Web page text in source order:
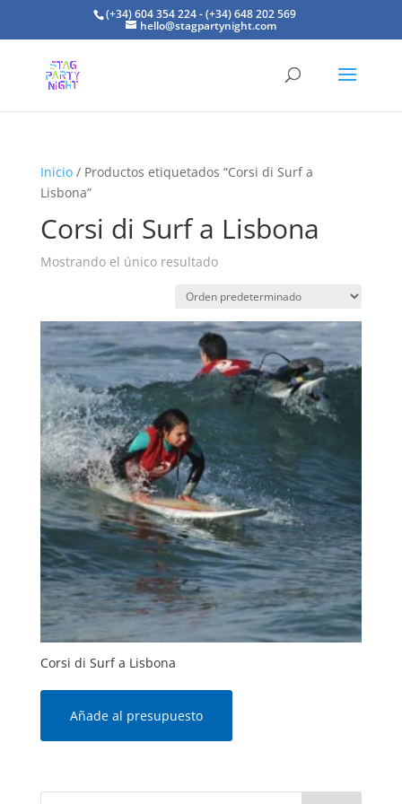
(+34) 604 354 224 - (+34) 648 202 569
hello@stagpartynight.com
Inicio/ Productos etiquetados “Corsi di Surf a
Lisbona”
Corsi di Surf a Lisbona
Mostrando el único resultado
Corsi di Surf a Lisbona
Añade al presupuesto